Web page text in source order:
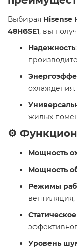
Выбирая Hisense
48H6SE1, вы
Надежность
охлаждения.
жилых
⚙️
Мощность
Мощность
Режимы
Уровень